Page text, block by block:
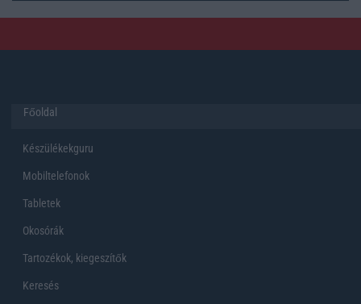
Főoldal
Készülékekguru
Mobiltelefonok
Tabletek
Okosórák
Tartozékok, kiegeszítők
Keresés